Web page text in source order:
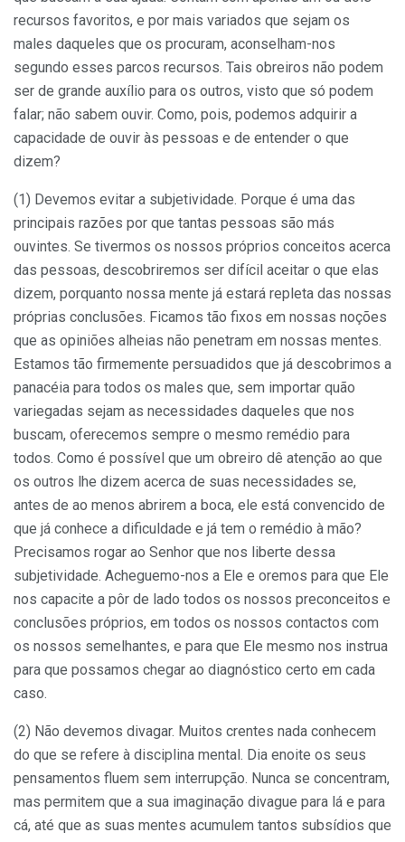
recursos favoritos, e por mais variados que sejam os
males daqueles que os procuram, aconselham-nos
segundo esses parcos recursos. Tais obreiros não podem
ser de grande auxílio para os outros, visto que só podem
falar; não sabem ouvir. Como, pois, podemos adquirir a
capacidade de ouvir às pessoas e de entender o que
dizem?
(1) Devemos evitar a subjetividade. Porque é uma das
principais razões por que tantas pessoas são más
ouvintes. Se tivermos os nossos próprios conceitos acerca
das pessoas, descobriremos ser difícil aceitar o que elas
dizem, porquanto nossa mente já estará repleta das nossas
próprias conclusões. Ficamos tão fixos em nossas noções
que as opiniões alheias não pe­netram em nossas mentes.
Estamos tão firmemente persuadidos que já descobrimos a
panacéia para todos os males que, sem importar quão
variegadas sejam as necessidades daqueles que nos
buscam, oferecemos sempre o mesmo remédio para
todos. Como é possível que um obreiro dê atenção ao que
os outros lhe dizem acerca de suas necessidades se,
antes de ao menos abrirem a boca, ele está convencido de
que já conhece a dificuldade e já tem o remédio à mão?
Precisamos rogar ao Senhor que nos liberte dessa
subjetividade. Acheguemo-nos a Ele e oremos para que Ele
nos capa­cite a pôr de lado todos os nossos preconceitos e
con­clusões próprios, em todos os nossos contactos com
os nossos semelhantes, e para que Ele mesmo nos instrua
para que possamos chegar ao diagnóstico certo em cada
caso.
(2) Não devemos divagar. Muitos crentes nada conhecem
do que se refere à disciplina mental. Dia enoite os seus
pensamentos fluem sem interrupção. Nunca se concentram,
mas permitem que a sua imagi­nação divague para lá e para
cá, até que as suas mentes acumulem tantos subsídios que